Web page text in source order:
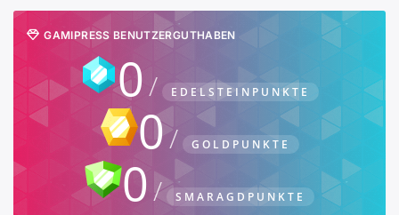
GAMIPRESS BENUTZERGUTHABEN
0 EDELSTEINPUNKTE
0 GOLDPUNKTE
0 SMARAGDPUNKTE